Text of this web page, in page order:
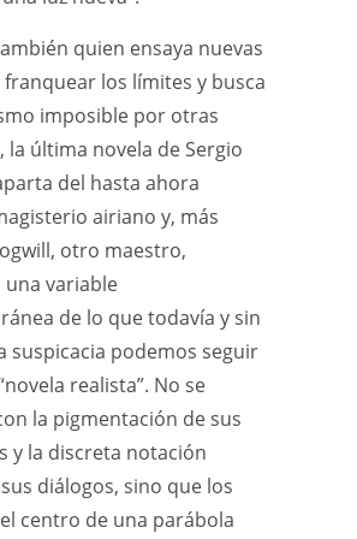
quien ensaya nuevas
los límites y busca
imposible por otras
, la última novela de Sergio
del hasta ahora
airiano y, más
otro maestro,
variable
de lo que todavía y sin
suspicacia podemos seguir
realista”. No se
la pigmentación de sus
y la discreta notación
diálogos, sino que los
centro de una parábola